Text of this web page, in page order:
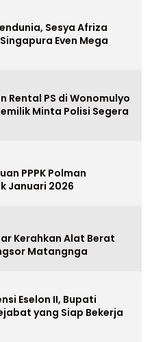
Sesya Afriza
Even Mega
Rental PS di Wonomulyo
Minta Polisi Segera
PPPK Polman
Januari 2026
Kerahkan Alat Berat
Matangnga
Eselon II, Bupati
yang Siap Bekerja